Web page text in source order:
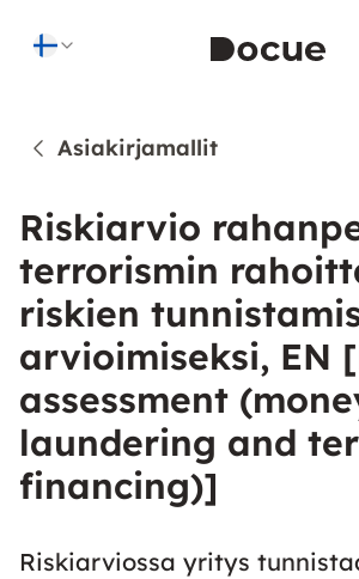
Asiakirjamallit
Riskiarvio
terrorismin
riskien
arvioimiseksi, EN
assessment
laundering and
financing)]
Riskiarviossa yritys